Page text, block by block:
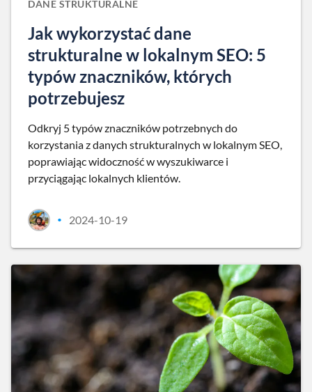
DANE STRUKTURALNE
Jak wykorzystać dane
strukturalne w lokalnym SEO: 5
typów znaczników, których
potrzebujesz
Odkryj 5 typów znaczników potrzebnych do
korzystania z danych strukturalnych w lokalnym SEO,
poprawiając widoczność w wyszukiwarce i
przyciągając lokalnych klientów.
• 2024-10-19